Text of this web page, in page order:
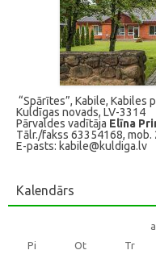
“Spārītes”, Kabile, Kabiles
Kuldīgas novads, LV-3314
Pārvaldes vadītāja Elīna
Tālr./fakss 63354168,
E-pasts: kabile@kuldiga.lv
Kalendārs
Pi
Ot Tr